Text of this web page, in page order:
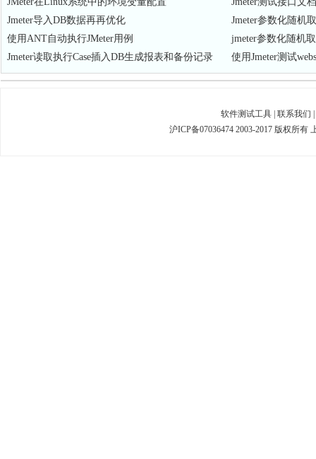
Jmeter导入DB数据再再优化
Jmeter参数化随机
使用ANT自动执行JMeter用例
jmeter参数化随机
Jmeter读取执行Case插入DB生成报表和备份记录
使用Jmeter测试
软件测试工具 联系我们
沪ICP备07036474 2003-2017 版权所有